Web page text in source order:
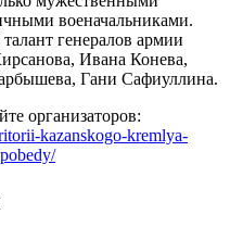
военачальниками.
генералов армии
Ивана Конева,
Гани Сафиуллина.
организаторов:
kazanskogo-kremlya-